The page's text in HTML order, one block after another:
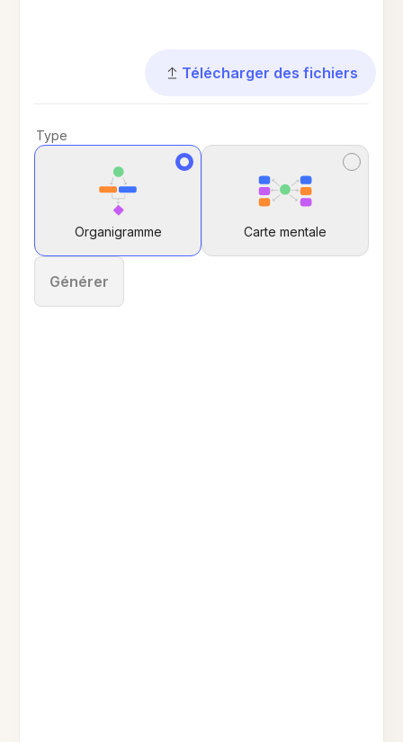
Télécharger des fichiers
Type
Organigramme Carte mentale
Générer